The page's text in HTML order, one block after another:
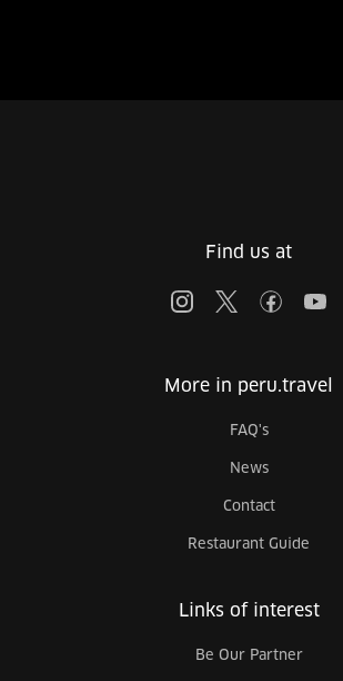
Find us at
More in peru.travel
FAQ's
News
Contact
Restaurant Guide
Links of interest
Be Our Partner